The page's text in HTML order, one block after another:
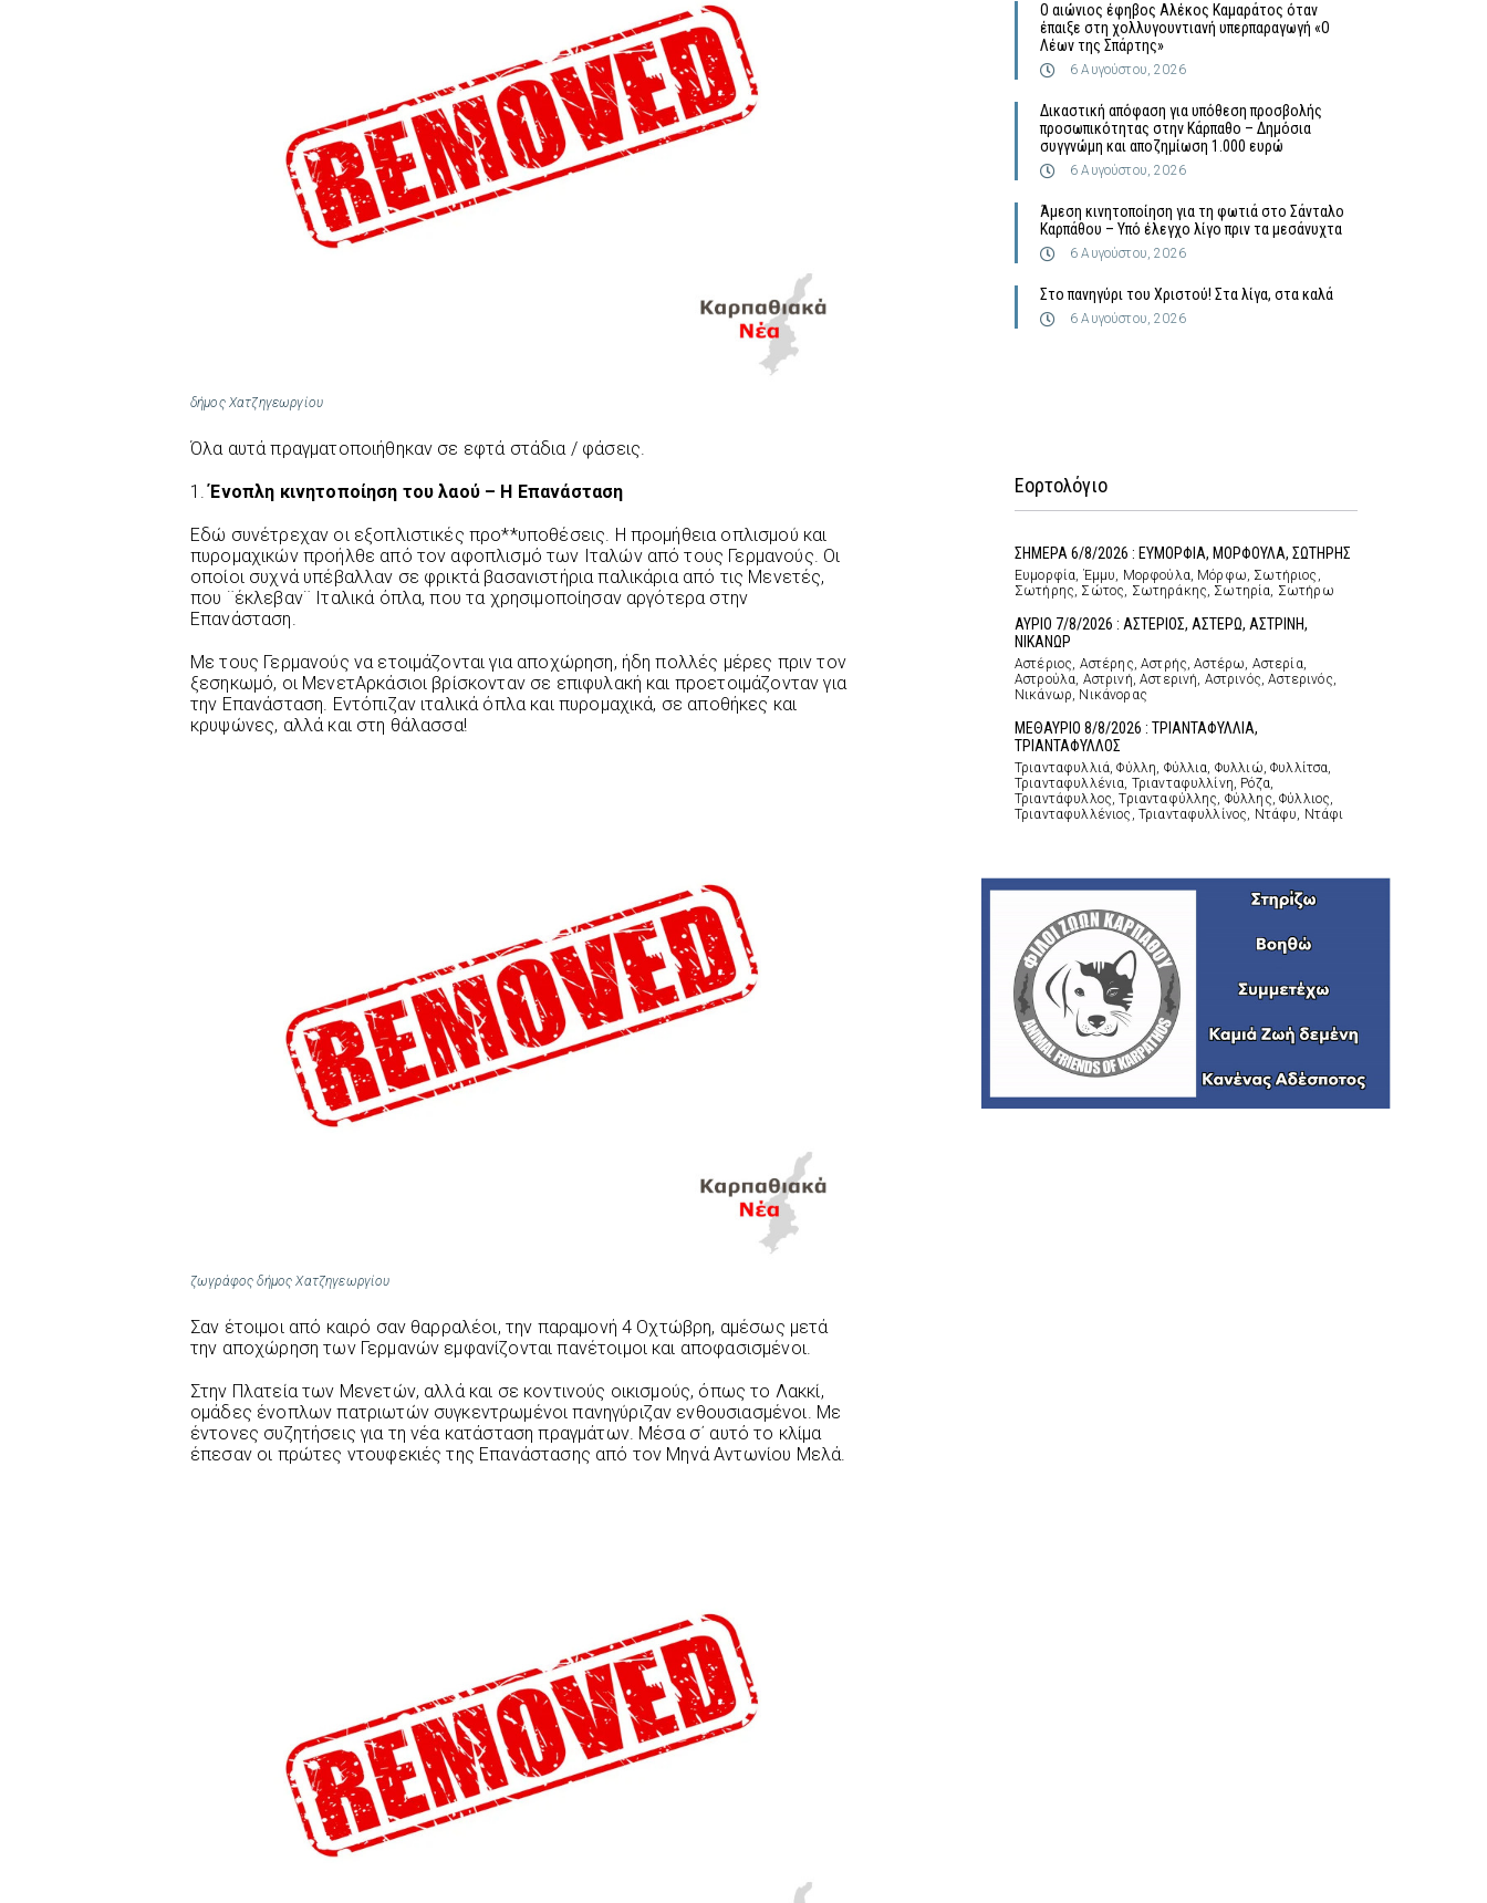
δήμος Χατζηγεωργίου
Όλα αυτά πραγματοποιήθηκαν σε εφτά στάδια / φάσεις.
1.Ένοπλη κινητοποίηση του λαού – Η Επανάσταση
Εδώ συνέτρεχαν οι εξοπλιστικές προ**υποθέσεις. Η προμήθεια οπλισμού και
πυρομαχικών προήλθε από τον αφοπλισμό των Ιταλών από τους Γερμανούς. Οι
οποίοι συχνά υπέβαλλαν σε φρικτά βασανιστήρια παλικάρια από τις Μενετές,
που ¨έκλεβαν¨ Ιταλικά όπλα, που τα χρησιμοποίησαν αργότερα στην
Επανάσταση.
Με τους Γερμανούς να ετοιμάζονται για αποχώρηση, ήδη πολλές μέρες πριν τον
ξεσηκωμό, οι ΜενετΑρκάσιοι βρίσκονταν σε επιφυλακή και προετοιμάζονταν για
την Επανάσταση. Εντόπιζαν ιταλικά όπλα και πυρομαχικά, σε αποθήκες και
κρυψώνες, αλλά και στη θάλασσα!
ζωγράφος δήμος Χατζηγεωργίου
Σαν έτοιμοι από καιρό σαν θαρραλέοι, την παραμονή 4 Οχτώβρη, αμέσως μετά
την αποχώρηση των Γερμανών εμφανίζονται πανέτοιμοι και αποφασισμένοι.
Στην Πλατεία των Μενετών, αλλά και σε κοντινούς οικισμούς, όπως το Λακκί,
ομάδες ένοπλων πατριωτών συγκεντρωμένοι πανηγύριζαν ενθουσιασμένοι. Με
έντονες συζητήσεις για τη νέα κατάσταση πραγμάτων. Μέσα σ΄ αυτό το κλίμα
έπεσαν οι πρώτες ντουφεκιές της Επανάστασης από τον Μηνά Αντωνίου Μελά.
Ο αιώνιος έφηβος Αλέκος Καμαράτος όταν
έπαιξε στη χολλυγουντιανή υπερπαραγωγή «Ο
Λέων της Σπάρτης»
6 Αυγούστου, 2026
Δικαστική απόφαση για υπόθεση προσβολής
προσωπικότητας στην Κάρπαθο – Δημόσια
συγγνώμη και αποζημίωση 1.000 ευρώ
6 Αυγούστου, 2026
Άμεση κινητοποίηση για τη φωτιά στο Σάνταλο
Καρπάθου – Υπό έλεγχο λίγο πριν τα μεσάνυχτα
6 Αυγούστου, 2026
Στο πανηγύρι του Χριστού! Στα λίγα, στα καλά
6 Αυγούστου, 2026
Εορτολόγιο
ΣΗΜΕΡΑ 6/8/2026 : ΕΥΜΟΡΦΙΑ, ΜΟΡΦΟΥΛΑ, ΣΩΤΗΡΗΣ
Ευμορφία, Έμμυ, Μορφούλα, Μόρφω, Σωτήριος,
Σωτήρης, Σώτος, Σωτηράκης, Σωτηρία, Σωτήρω
ΑΥΡΙΟ 7/8/2026 : ΑΣΤΕΡΙΟΣ, ΑΣΤΕΡΩ, ΑΣΤΡΙΝΗ,
ΝΙΚΑΝΩΡ
Αστέριος, Αστέρης, Αστρής, Αστέρω, Αστερία,
Αστρούλα, Αστρινή, Αστερινή, Αστρινός, Αστερινός,
Νικάνωρ, Νικάνορας
ΜΕΘΑΥΡΙΟ 8/8/2026 : ΤΡΙΑΝΤΑΦΥΛΛΙΑ,
ΤΡΙΑΝΤΑΦΥΛΛΟΣ
Τριανταφυλλιά, Φύλλη, Φύλλια, Φυλλιώ, Φυλλίτσα,
Τριανταφυλλένια, Τριανταφυλλίνη, Ρόζα,
Τριαντάφυλλος, Τριανταφύλλης, Φύλλης, Φύλλιος,
Τριανταφυλλένιος, Τριανταφυλλίνος, Ντάφυ, Ντάφι